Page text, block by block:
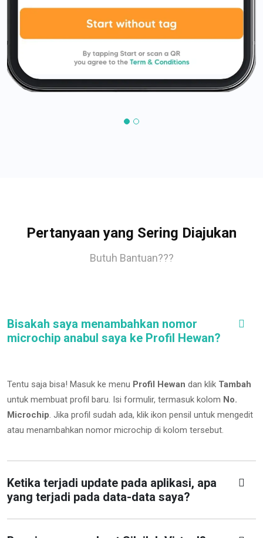
Pertanyaan yang Sering Diajukan
Butuh Bantuan???
Bisakah saya menambahkan nomor
microchip anabul saya ke Profil Hewan?
Tentu saja bisa! Masuk ke menu Profil Hewan dan klik Tambah
untuk membuat profil baru. Isi formulir, termasuk kolom No.
Microchip. Jika profil sudah ada, klik ikon pensil untuk mengedit
atau menambahkan nomor microchip di kolom tersebut.
Ketika terjadi update pada aplikasi, apa
yang terjadi pada data-data saya?